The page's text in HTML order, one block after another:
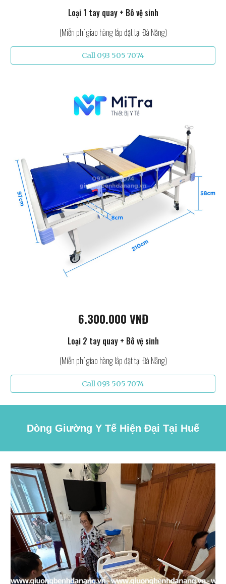
Loại 1 tay quay + Bô vệ sinh
(Miễn phí giao hàng lắp đặt tại Đà Nẵng)
Call 093 505 7074
6.300.000 VNĐ
Loại 2 tay quay + Bô vệ sinh
(Miễn phí giao hàng lắp đặt tại Đà Nẵng)
Call 093 505 7074
Dòng Giường Y Tế Hiện Đại Tại Huế